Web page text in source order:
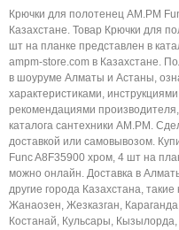
Крючки для полотенец AM.PM
Казахстане. Товар Крючки для
шт на планке представлен в
ampm-store.com в Казахстане.
в шоуруме Алматы и Астаны,
характеристиками,
рекомендациями
каталога сантехники AM.PM.
доставкой или самовывозом.
Func A8F35900 хром, 4 шт на
можно онлайн. Доставка в
другие города Казахстана,
Жанаозен, Жезказган,
Костанай, Кульсары,